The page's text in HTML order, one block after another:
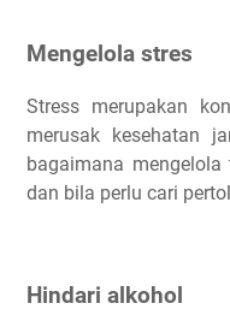
Mengelola stres
Stress merupakan
merusak kesehatan
bagaimana
dan bila perlu cari
Hindari alkohol